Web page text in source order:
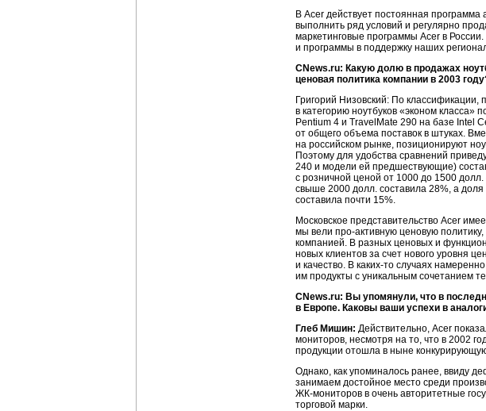
В Acer действует постоянная
выполнить ряд условий и регулярно
маркетинговые программы Acer в
и программы в поддержку наших
CNews.ru: Какую долю в продажах
ценовая политика компании в 2003
Григорий Низовский: По
в категорию ноутбуков «эконом класса»
Pentium 4 и TravelMate 290 на базе Intel
от общего объема поставок в штуках.
на российском рынке, позиционируют
Поэтому для удобства сравнений
240 и модели ей предшествующие)
с розничной ценой от 1000 до 1500
свыше 2000 долл. составила 28%, а
составила почти 15%.
Московское представительство Acer
мы вели про-активную ценовую
компанией. В разных ценовых и
новых клиентов за счет нового уровня
и качество. В каких-то случаях
им продукты с уникальным сочетанием
CNews.ru: Вы упомянули, что в
в Европе. Каковы ваши успехи в
Глеб Мишин: Действительно, Acer
мониторов, несмотря на то, что в 2002
продукции отошла в ныне
Однако, как упоминалось ранее, ввиду
занимаем достойное место среди
ЖК-мониторов в очень авторитетные
торговой марки.